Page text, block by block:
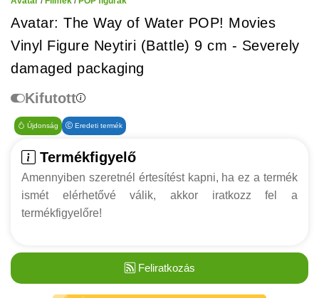
Avatar: The Way of Water POP! Movies
Vinyl Figure Neytiri (Battle) 9 cm - Severely
damaged packaging
Kifutott
Újdonság Eredeti termék
Termékfigyelő
Amennyiben szeretnél értesítést kapni, ha ez a termék
ismét elérhetővé válik, akkor iratkozz fel a
termékfigyelőre!
Feliratkozás